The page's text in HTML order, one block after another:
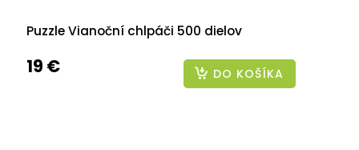
Puzzle Vianoční chlpáči 500 dielov
19 € DO KOŠÍKA